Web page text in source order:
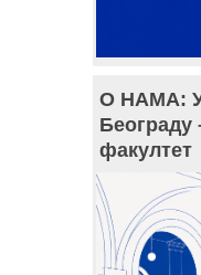
О НАМА:
Београду
факултет